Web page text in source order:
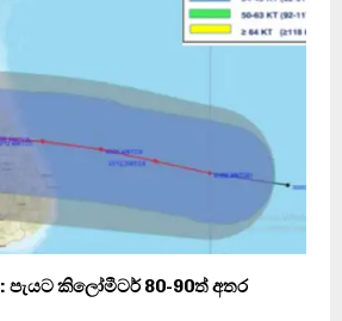
කිලෝමීටර් 80-90ත් අතර